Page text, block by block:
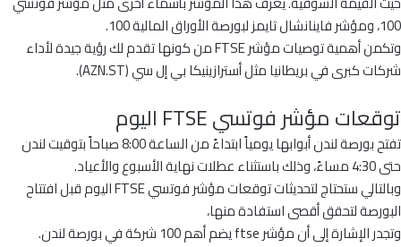
100، ومؤشر فاينانشال تايمز لبورصة الأوراق المالية 100.
وتكمن أهمية توصيات مؤشر FTSE من كونها تقدم لك رؤية جيدة لأداء
شركات كبرى في بريطانيا مثل أسترازينيكا بي إل سي (AZN.ST).
توقعات مؤشر فوتسي FTSE اليوم
تفتح بورصة لندن أبوابها يومياً ابتداءً من الساعة 8:00 صباحاً بتوقيت لندن
حتى 4:30 مساءً، وذلك باستثناء عطلات نهاية الأسبوع والأعياد.
وبالتالي ستحتاج لتحديثات توقعات مؤشر فوتسي FTSE اليوم قبل افتتاح
البورصة لتحقق أقصى استفادة منها،
وتجدر الإشارة إلى أن مؤشر ftse يضم أهم 100 شركة في بورصة لندن.